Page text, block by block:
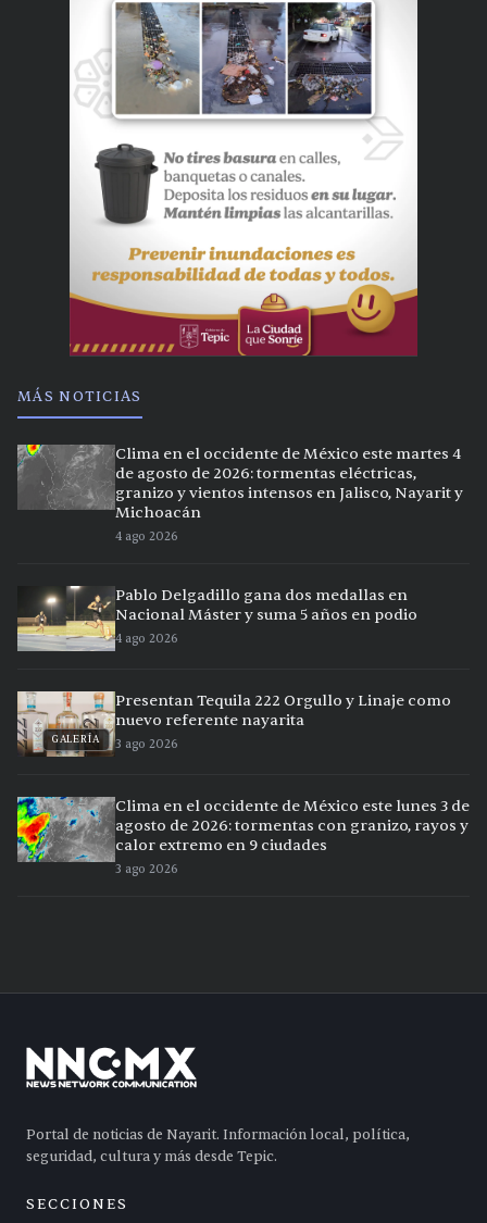
MÁS NOTICIAS
Clima en el occidente de México este martes 4
de agosto de 2026: tormentas eléctricas,
granizo y vientos intensos en Jalisco, Nayarit y
Michoacán
4 ago 2026
Pablo Delgadillo gana dos medallas en
Nacional Máster y suma 5 años en podio
4 ago 2026
GALERÍA
Presentan Tequila 222 Orgullo y Linaje como
nuevo referente nayarita
3 ago 2026
Clima en el occidente de México este lunes 3 de
agosto de 2026: tormentas con granizo, rayos y
calor extremo en 9 ciudades
3 ago 2026
Portal de noticias de Nayarit. Información local, política,
seguridad, cultura y más desde Tepic.
SECCIONES